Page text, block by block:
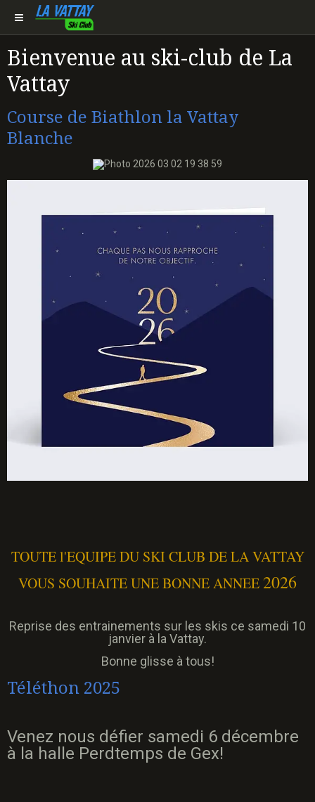
Bienvenue au ski-club de La
Vattay
Course de Biathlon la Vattay
Blanche
TOUTE l'EQUIPE DU SKI CLUB DE LA VATTAY
VOUS SOUHAITE UNE BONNE ANNEE 2026
Reprise des entrainements sur les skis ce samedi 10
janvier à la Vattay.
Bonne glisse à tous!
Téléthon 2025
Venez nous défier samedi 6 décembre
à la halle Perdtemps de Gex!